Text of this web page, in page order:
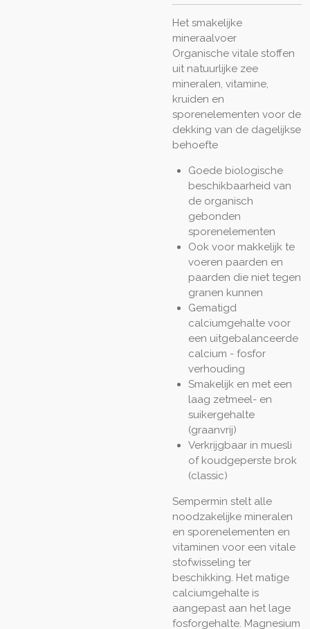
Het smakelijke
mineraalvoer
Organische vitale stoffen
uit natuurlijke zee
mineralen, vitamine,
kruiden en
sporenelementen voor de
dekking van de dagelijkse
behoefte
Goede biologische
beschikbaarheid van
de organisch
gebonden
sporenelementen
Ook voor makkelijk te
voeren paarden en
paarden die niet tegen
granen kunnen
Gematigd
calciumgehalte voor
een uitgebalanceerde
calcium - fosfor
verhouding
Smakelijk en met een
laag zetmeel- en
suikergehalte
(graanvrij)
Verkrijgbaar in muesli
of koudgeperste brok
(classic)
Sempermin stelt alle
noodzakelijke mineralen
en sporenelementen en
vitaminen voor een vitale
stofwisseling ter
beschikking. Het matige
calciumgehalte is
aangepast aan het lage
fosforgehalte. Magnesium